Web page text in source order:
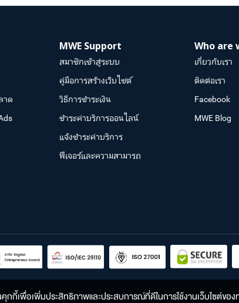
าด
MWE Support
สมาชิกเข้าสู่ระบบ
คู่มือการสร้างเว็บไซต์
วิธีการชำระเงิน
ชำระค่าบริการออนไลน์
แจ้งชำระค่าบริการ
ฟีเจอร์และความสามารถ
Who are
เกี่ยวกับเรา
ติดต่อเรา
Facebook
MWE Blog
คุกกี้เพื่อเพิ่มประสิทธิภาพและประสบการณ์ที่ดีในการใช้งานเว็บไซต์ข